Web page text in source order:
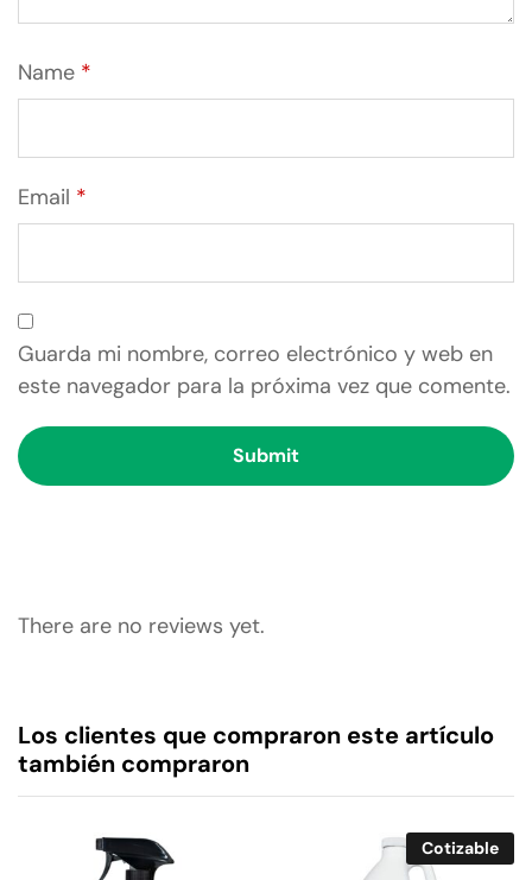
Name *
Email *
Guarda mi nombre, correo electrónico y web en
este navegador para la próxima vez que comente.
There are no reviews yet.
Los clientes que compraron este artículo
también compraron
Cotizable